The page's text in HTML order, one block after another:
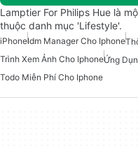
Lamptier For Philips Hue là
thuộc danh mục 'Lifestyle'.
iPhoneIdm Manager Cho Iphone
Trình Xem Ảnh Cho Iphone
Todo Miễn Phí Cho Iphone